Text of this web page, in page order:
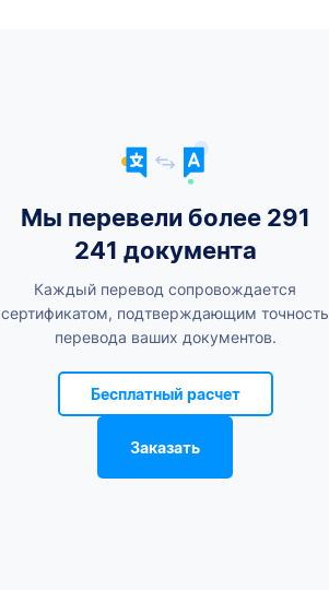
Мы перевели более 291
241 документа
Каждый перевод сопровождается
сертификатом, подтверждающим точность
перевода ваших документов.
Бесплатный расчет
Заказать